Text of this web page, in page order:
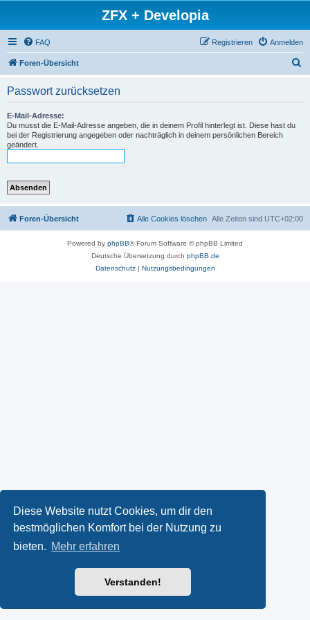
Diese Website nutzt Cookies, um dir den
bestmöglichen Komfort bei der Nutzung zu
bieten. Mehr erfahren
Verstanden!
ZFX + Developia
FAQ Anmelden
Registrieren
Foren-Übersicht
Passwort zurücksetzen
E-Mail-Adresse:
Du musst die E-Mail-Adresse angeben, die in deinem Profil hinterlegt ist. Diese hast du
bei der Registrierung angegeben oder nachträglich in deinem persönlichen Bereich
geändert.
Foren-Übersicht Alle Zeiten sind UTC+02:00
Alle Cookies löschen
Powered by phpBB® Forum Software © phpBB Limited
Deutsche Übersetzung durch phpBB.de
Datenschutz| Nutzungsbedingungen